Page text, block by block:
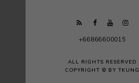
+66866600015
ALL RIGHTS RESERVED
COPYRIGHT © BY TKUNG